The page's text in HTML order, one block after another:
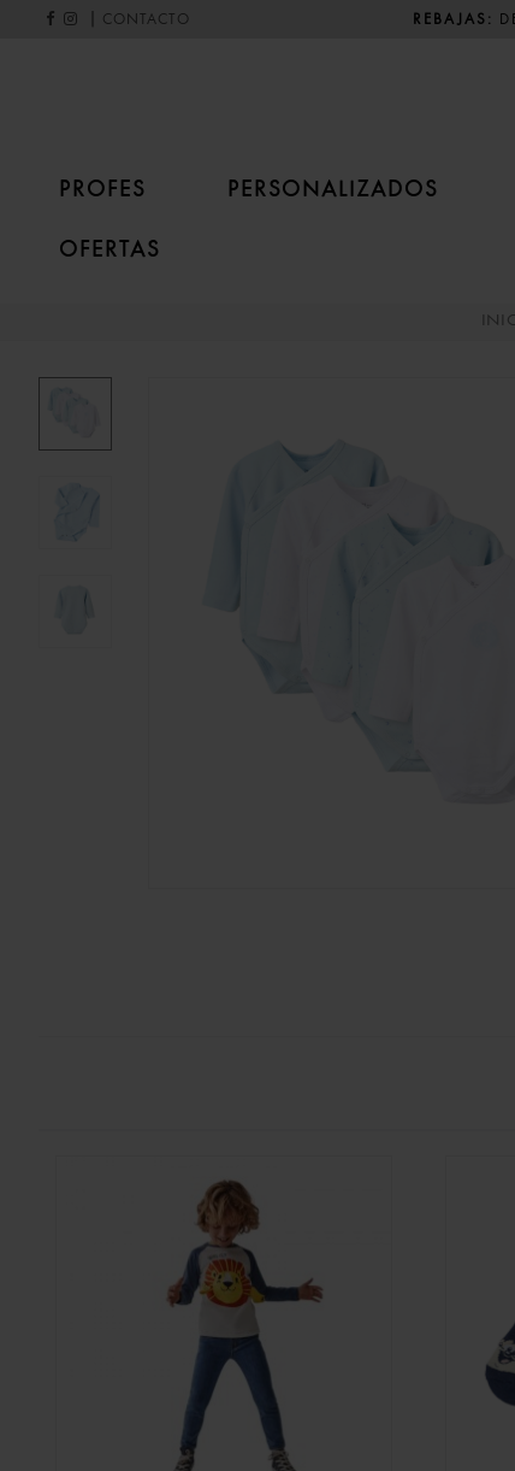
CONTACTO REBAJAS:
PROFES PERSONALIZADOS
OFERTAS